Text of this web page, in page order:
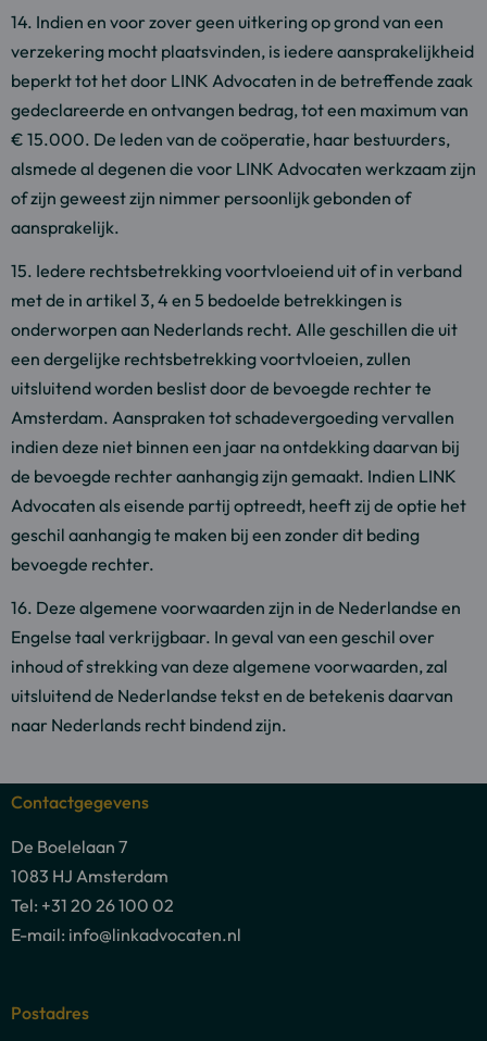
14. Indien en voor zover geen uitkering op grond van een
verzekering mocht plaatsvinden, is iedere aansprakelijkheid
beperkt tot het door LINK Advocaten in de betreffende zaak
gedeclareerde en ontvangen bedrag, tot een maximum van
€ 15.000. De leden van de coöperatie, haar bestuurders,
alsmede al degenen die voor LINK Advocaten werkzaam zijn
of zijn geweest zijn nimmer persoonlijk gebonden of
aansprakelijk.
15. Iedere rechtsbetrekking voortvloeiend uit of in verband
met de in artikel 3, 4 en 5 bedoelde betrekkingen is
onderworpen aan Nederlands recht. Alle geschillen die uit
een dergelijke rechtsbetrekking voortvloeien, zullen
uitsluitend worden beslist door de bevoegde rechter te
Amsterdam. Aanspraken tot schadevergoeding vervallen
indien deze niet binnen een jaar na ontdekking daarvan bij
de bevoegde rechter aanhangig zijn gemaakt. Indien LINK
Advocaten als eisende partij optreedt, heeft zij de optie het
geschil aanhangig te maken bij een zonder dit beding
bevoegde rechter.
16. Deze algemene voorwaarden zijn in de Nederlandse en
Engelse taal verkrijgbaar. In geval van een geschil over
inhoud of strekking van deze algemene voorwaarden, zal
uitsluitend de Nederlandse tekst en de betekenis daarvan
naar Nederlands recht bindend zijn.
Contactgegevens
De Boelelaan 7
1083 HJ Amsterdam
Tel: +31 20 26 100 02
E-mail: info@linkadvocaten.nl
Postadres